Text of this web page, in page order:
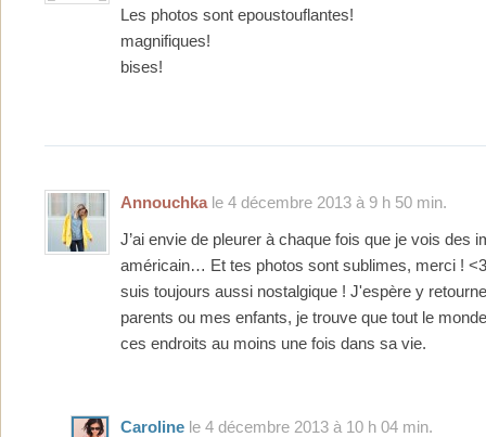
Les photos sont epoustouflantes!
magnifiques!
bises!
Annouchkale 4 décembre 2013 à 9 h 50 min.
J’ai envie de pleurer à chaque fois que je vois des
américain… Et tes photos sont sublimes, merci !
suis toujours aussi nostalgique ! J'espère y
parents ou mes enfants, je trouve que tout le
ces endroits au moins une fois dans sa vie.
Caroline le 4 décembre 2013 à 10 h 04 min.